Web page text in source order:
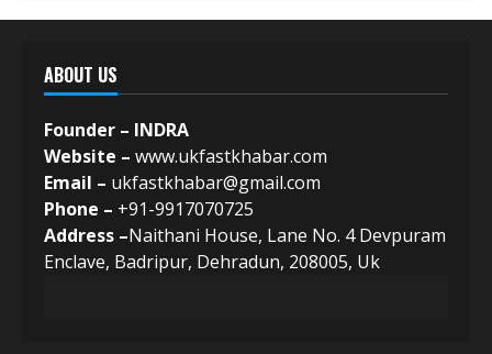
ABOUT US
Founder – INDRA
Website – www.ukfastkhabar.com
Email – ukfastkhabar@gmail.com
Phone – +91-9917070725
Address –Naithani House, Lane No. 4 Devpuram
Enclave, Badripur, Dehradun, 208005, Uk